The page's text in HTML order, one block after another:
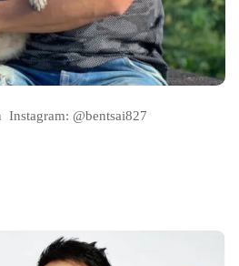
Instagram: @bentsai827